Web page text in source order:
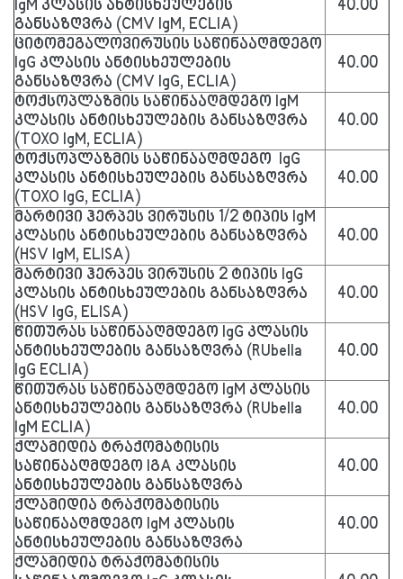
IgM კლასის ანტისხეულების
განსაზღვრა (CMV IgM, ECLIA)
40.00
ციტომეგალოვირუსის საწინააღმდეგო
IgG კლასის ანტისხეულების
განსაზღვრა (CMV IgG, ECLIA)
40.00
ტოქსოპლაზმის საწინააღმდეგო IgM
კლასის ანტისხეულების განსაზღვრა
(TOXO IgM, ECLIA)
40.00
ტოქსოპლაზმის საწინააღმდეგო IgG
კლასის ანტისხეულების განსაზღვრა
(TOXO IgG, ECLIA)
40.00
მარტივი ჰერპეს ვირუსის 1/2 ტიპის IgM
კლასის ანტისხეულების განსაზღვრა
(HSV IgM, ELISA)
40.00
მარტივი ჰერპეს ვირუსის 2 ტიპის IgG
კლასის ანტისხეულების განსაზღვრა
(HSV IgG, ELISA)
40.00
წითურას საწინააღმდეგო IgG კლასის
ანტისხეულების განსაზღვრა (RUbella
IgG ECLIA)
40.00
წითურას საწინააღმდეგო IgM კლასის
ანტისხეულების განსაზღვრა (RUbella
IgM ECLIA)
40.00
ქლამიდია ტრაქომატისის
საწინააღმდეგო IგA კლასის
ანტისხეულების განსაზღვრა
40.00
ქლამიდია ტრაქომატისის
საწინააღმდეგო IgM კლასის
ანტისხეულების განსაზღვრა
40.00
ქლამიდია ტრაქომატისის